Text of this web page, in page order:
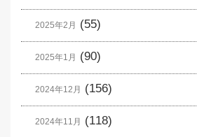
2025年2月 (55)
2025年1月 (90)
2024年12月 (156)
2024年11月 (118)